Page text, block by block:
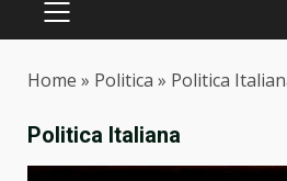
PRIMARY
Home » Politica » Politica
Politica Italiana